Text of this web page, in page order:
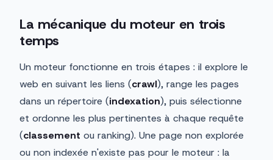
La mécanique du moteur en trois
temps
Un moteur fonctionne en trois étapes : il explore le
web en suivant les liens (crawl), range les pages
dans un répertoire (indexation), puis sélectionne
et ordonne les plus pertinentes à chaque requête
(classement ou ranking). Une page non explorée
ou non indexée n'existe pas pour le moteur : la